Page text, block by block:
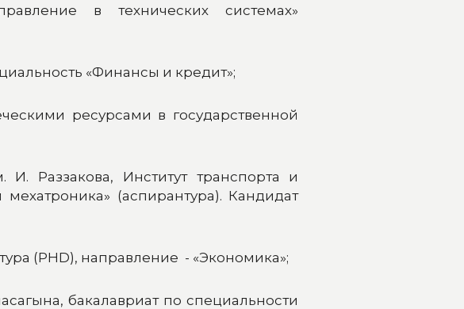
в технических системах»
«Финансы и кредит»;
ресурсами в государственной
И. Раззакова, Институт транспорта и
(аспирантура). Кандидат
(PHD), направление - «Экономика»;
бакалавриат по специальности